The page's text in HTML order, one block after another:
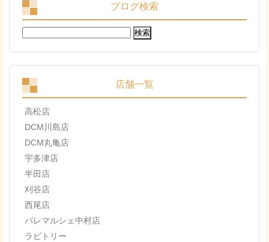
ブログ検索
検
索:
店舗一覧
高松店
DCM川島店
DCM丸亀店
宇多津店
半田店
刈谷店
西尾店
パレマルシェ中村店
ラビトリー